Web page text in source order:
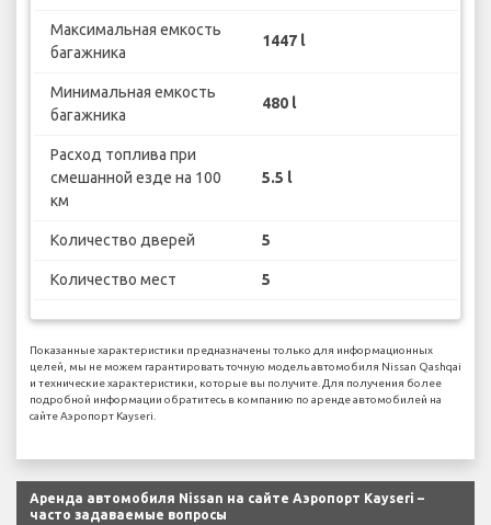
Максимальная емкость
багажника
1447 l
Минимальная емкость
багажника
480 l
Расход топлива при
смешанной езде на 100
км
5.5 l
Количество дверей 5
Количество мест 5
Показанные характеристики предназначены только для информационных
целей, мы не можем гарантировать точную модель автомобиля Nissan Qashqai
и технические характеристики, которые вы получите. Для получения более
подробной информации обратитесь в компанию по аренде автомобилей на
сайте Аэропорт Kayseri.
Аренда автомобиля Nissan на сайте Аэропорт Kayseri –
часто задаваемые вопросы